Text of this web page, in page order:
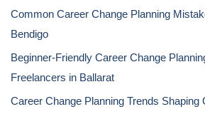
Common Career Change Planning
Bendigo
Beginner-Friendly Career Change
Freelancers in Ballarat
Career Change Planning Trends Shaping